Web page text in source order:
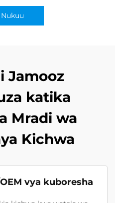
Jamooz
katika
Mradi wa
Kichwa
vya kuboresha